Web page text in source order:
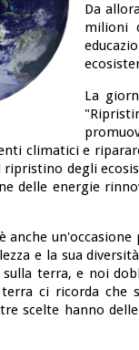
Da
milioni
La
climatici e
degli
delle energie
anche
e la sua
sulla terra, e noi
ci ricorda che
scelte hanno